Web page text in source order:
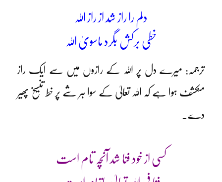
دلم را راز شد از راز اللہ
خطی برکش بگرد ماسویٰ اللہ
ترجمہ: میرے دل پر اللہ کے رازوں میں سے ایک راز
منکشف ہوا ہے کہ اللہ تعالیٰ کے سوا ہر شے پر خط تنسیخ پھیر
دے۔
کسی از خود فنا شد آنچہ تام است